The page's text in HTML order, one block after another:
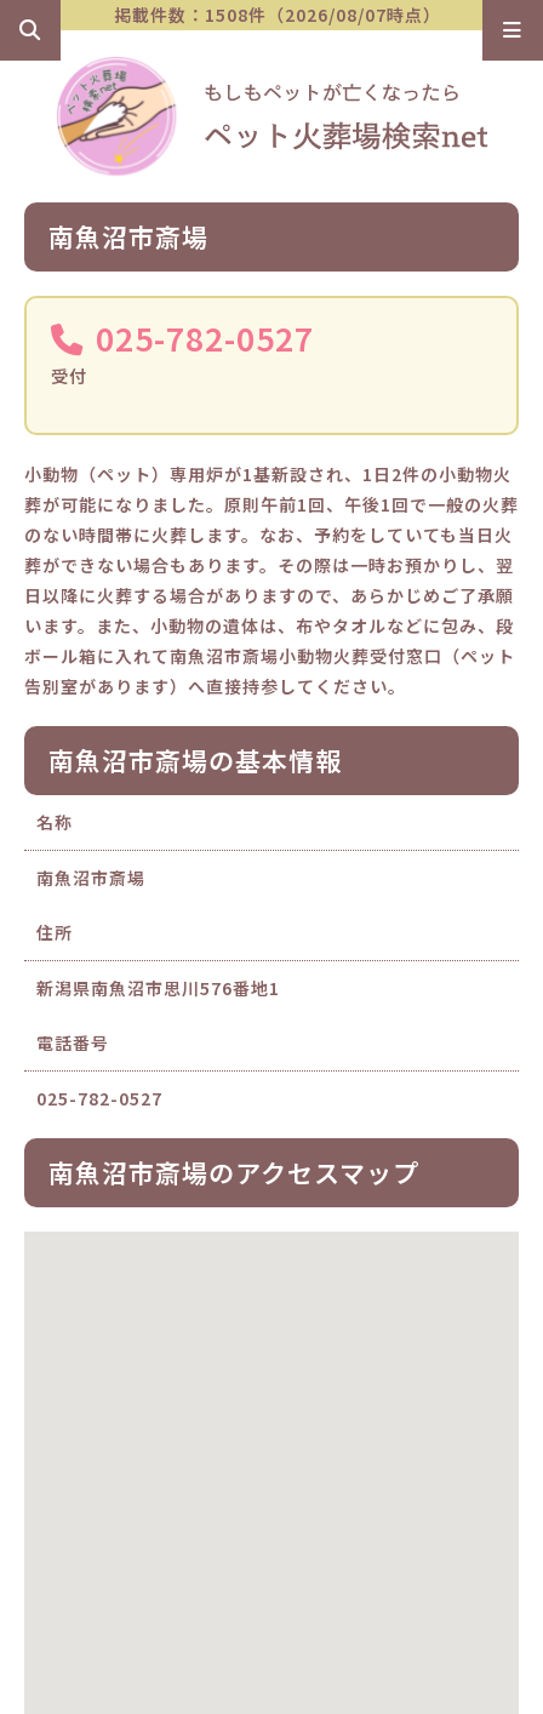
掲載件数：1508件（2026/08/07時点）
南魚沼市斎場
025-782-0527
受付
小動物（ペット）専用炉が1基新設され、1日2件の小動物火
葬が可能になりました。原則午前1回、午後1回で一般の火葬
のない時間帯に火葬します。なお、予約をしていても当日火
葬ができない場合もあります。その際は一時お預かりし、翌
日以降に火葬する場合がありますので、あらかじめご了承願
います。また、小動物の遺体は、布やタオルなどに包み、段
ボール箱に入れて南魚沼市斎場小動物火葬受付窓口（ペット
告別室があります）へ直接持参してください。
南魚沼市斎場の基本情報
名称
南魚沼市斎場
住所
新潟県南魚沼市思川576番地1
電話番号
025-782-0527
南魚沼市斎場のアクセスマップ